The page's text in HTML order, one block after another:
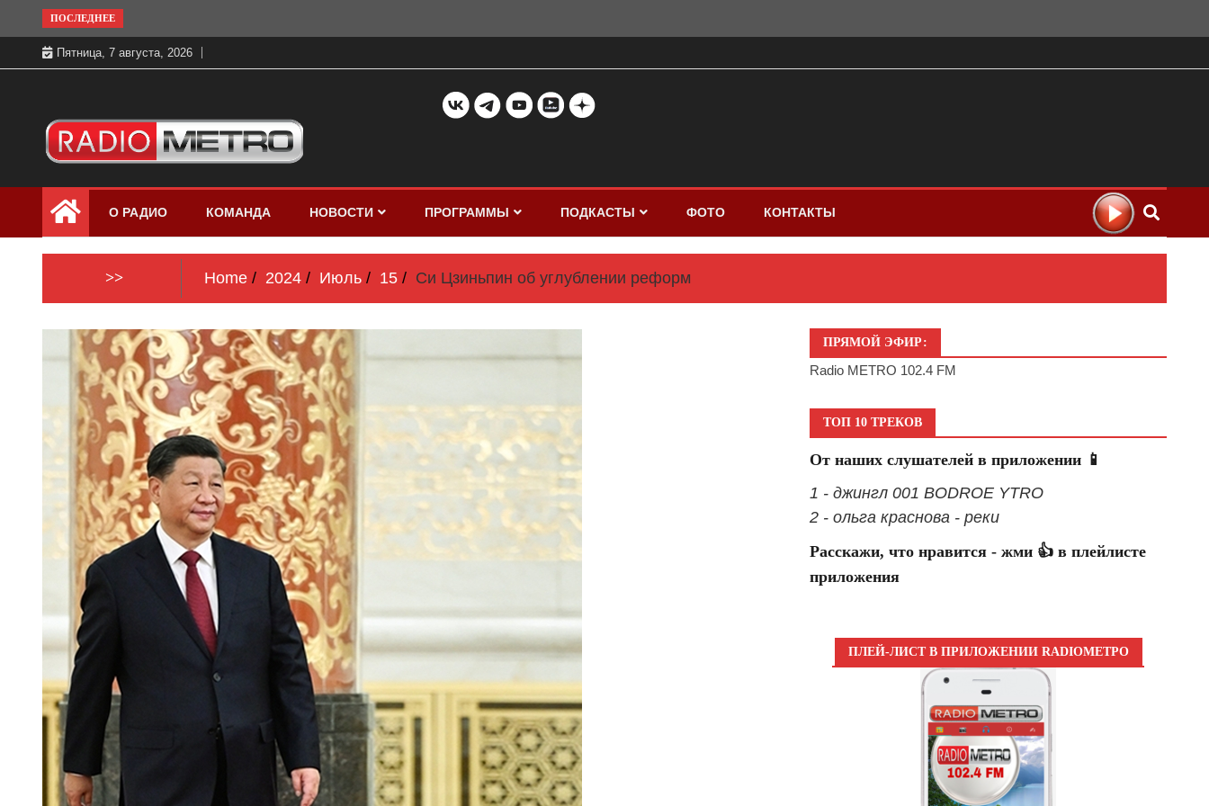
to
content
ПОСЛЕДНЕЕ
Пятница, 7 августа, 2026
Радио МЕТРО
бесплатно в хорошем качестве Санкт-
Петербург и Россия
О РАДИО КОМАНДА НОВОСТИ ПРОГРАММЫ ПОДКАСТЫ ФОТО КОНТАКТЫ
>> Home 2024 Июль 15 Си Цзиньпин об углублении реформ
ПРЯМОЙ ЭФИР:
Radio METRO 102.4 FM
ТОП 10 ТРЕКОВ
От наших слушателей в приложении 📱
1 - джингл 001 BODROE YTRO
2 - ольга краснова - реки
Расскажи, что нравится - жми 👍 в плейлисте
приложения
ПЛЕЙ-ЛИСТ В ПРИЛОЖЕНИИ RADIOМЕТРО